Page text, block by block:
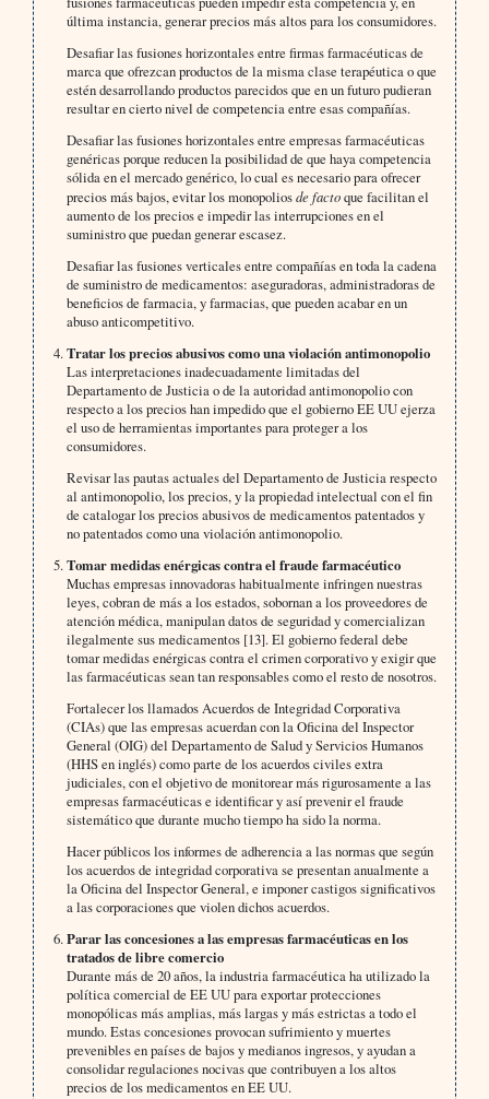
última instancia, generar precios más altos para los consumidores.
Desafiar las fusiones horizontales entre firmas farmacéuticas de
marca que ofrezcan productos de la misma clase terapéutica o que
estén desarrollando productos parecidos que en un futuro pudieran
resultar en cierto nivel de competencia entre esas compañías.
Desafiar las fusiones horizontales entre empresas farmacéuticas
genéricas porque reducen la posibilidad de que haya competencia
sólida en el mercado genérico, lo cual es necesario para ofrecer
precios más bajos, evitar los monopoliosde factoque facilitan el
aumento de los precios e impedir las interrupciones en el
suministro que puedan generar escasez.
Desafiar las fusiones verticales entre compañías en toda la cadena
de suministro de medicamentos: aseguradoras, administradoras de
beneficios de farmacia, y farmacias, que pueden acabar en un
abuso anticompetitivo.
Tratar los precios abusivos como una violación antimonopolio
Las interpretaciones inadecuadamente limitadas del
Departamento de Justicia o de la autoridad antimonopolio con
respecto a los precios han impedido que el gobierno EE UU ejerza
el uso de herramientas importantes para proteger a los
consumidores.
Revisar las pautas actuales del Departamento de Justicia respecto
al antimonopolio, los precios, y la propiedad intelectual con el fin
de catalogar los precios abusivos de medicamentos patentados y
no patentados como una violación antimonopolio.
Tomar medidas enérgicas contra el fraude farmacéutico
Muchas empresas innovadoras habitualmente infringen nuestras
leyes, cobran de más a los estados, sobornan a los proveedores de
atención médica, manipulan datos de seguridad y comercializan
ilegalmente sus medicamentos [13]. El gobierno federal debe
tomar medidas enérgicas contra el crimen corporativo y exigir que
las farmacéuticas sean tan responsables como el resto de nosotros.
Fortalecer los llamados Acuerdos de Integridad Corporativa
(CIAs) que las empresas acuerdan con la Oficina del Inspector
General (OIG) del Departamento de Salud y Servicios Humanos
(HHS en inglés) como parte de los acuerdos civiles extra
judiciales, con el objetivo de monitorear más rigurosamente a las
empresas farmacéuticas e identificar y así prevenir el fraude
sistemático que durante mucho tiempo ha sido la norma.
Hacer públicos los informes de adherencia a las normas que según
los acuerdos de integridad corporativa se presentan anualmente a
la Oficina del Inspector General, e imponer castigos significativos
a las corporaciones que violen dichos acuerdos.
Parar las concesiones a las empresas farmacéuticas en los
tratados de libre comercio
Durante más de 20 años, la industria farmacéutica ha utilizado la
política comercial de EE UU para exportar protecciones
monopólicas más amplias, más largas y más estrictas a todo el
mundo. Estas concesiones provocan sufrimiento y muertes
prevenibles en países de bajos y medianos ingresos, y ayudan a
consolidar regulaciones nocivas que contribuyen a los altos
precios de los medicamentos en EE UU.